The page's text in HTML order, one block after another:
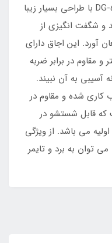
اجاق گاز صفحه ای داتیس مدل DG-592 با طراحی بسیار زیبا
و شگفت انگیزی از
آورد. این اجاق دارای
با ضخامت 8 میلیمتر و مقاوم در برابر ضربه
آسیبی به آن نبیند.
کاری شده و مقاوم در
که قابل شستشو در
می باشد. از ویژگی
توان به برد و تایمر